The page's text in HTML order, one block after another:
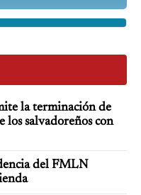
la terminación de
los salvadoreños con
del FMLN